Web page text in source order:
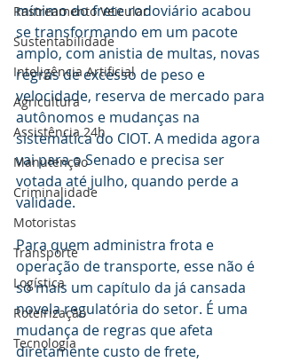
Rastreamento Veicular
Sustentabilidade
Inteligência Artificial
Agricultura
Assistência 24h
Manutenção
Criminalidade
Motoristas
Transporte
Logística
Roteirização
Tecnologia
mínimo do frete rodoviário acabou
se transformando em um pacote
amplo, com anistia de multas, novas
regras de excesso de peso e
velocidade, reserva de mercado para
autônomos e mudanças na
sistemática do CIOT. A medida agora
vai para o Senado e precisa ser
votada até julho, quando perde a
validade.
Para quem administra frota e
operação de transporte, esse não é
só mais um capítulo da já cansada
novela regulatória do setor. É uma
mudança de regras que afeta
diretamente custo de frete,